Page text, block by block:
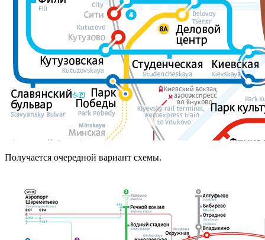
Получается очередной вариант схемы.